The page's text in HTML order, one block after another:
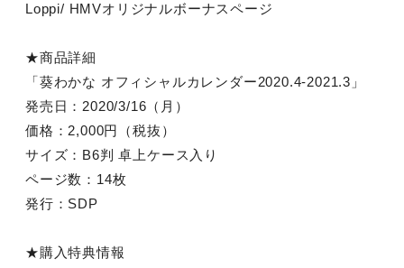
Loppi/ HMVオリジナルボーナスページ
★商品詳細
「葵わかな オフィシャルカレンダー2020.4-2021.3」
発売日：2020/3/16（月）
価格：2,000円（税抜）
サイズ：B6判 卓上ケース入り
ページ数：14枚
発行：SDP
★購入特典情報